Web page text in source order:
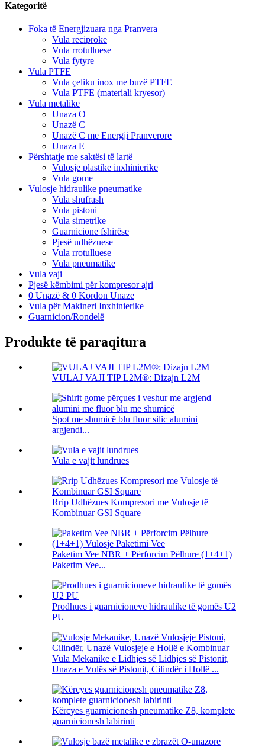
Kategoritë
Foka të Energjizuara nga Pranvera
Vula reciproke
Vula rrotulluese
Vula fytyre
Vula PTFE
Vula çeliku inox me buzë PTFE
Vula PTFE (materiali kryesor)
Vula metalike
Unaza O
Unazë C
Unazë C me Energji Pranverore
Unaza E
Përshtatje me saktësi të lartë
Vulosje plastike inxhinierike
Vula gome
Vulosje hidraulike pneumatike
Vula shufrash
Vula pistoni
Vula simetrike
Guarnicione fshirëse
Pjesë udhëzuese
Vula rrotulluese
Vula pneumatike
Vula vaji
Pjesë këmbimi për kompresor ajri
0 Unazë & 0 Kordon Unaze
Vula për Makineri Inxhinierike
Guarnicion/Rondelë
Produkte të paraqitura
VULAJ VAJI TIP L2M®: Dizajn L2M
Spot me shumicë blu fluor silic alumini
argjendi...
Vula e vajit lundrues
Rrip Udhëzues Kompresori me Vulosje të
Kombinuar GSI Square
Paketim Vee NBR + Përforcim Pëlhure (1+4+1)
Paketim Vee...
Prodhues i guarnicioneve hidraulike të gomës U2
PU
Vula Mekanike e Lidhjes së Lidhjes së Pistonit,
Unaza e Vulës së Pistonit, Cilindër i Hollë ...
Kërcyes guarnicionesh pneumatike Z8, komplete
guarnicionesh labirinti